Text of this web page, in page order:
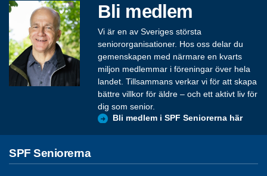
Bli medlem
Vi är en av Sveriges största
seniororganisationer. Hos oss delar du
gemenskapen med närmare en kvarts
miljon medlemmar i föreningar över hela
landet. Tillsammans verkar vi för att skapa
bättre villkor för äldre – och ett aktivt liv för
dig som senior.
Bli medlem i SPF Seniorerna här
SPF Seniorerna